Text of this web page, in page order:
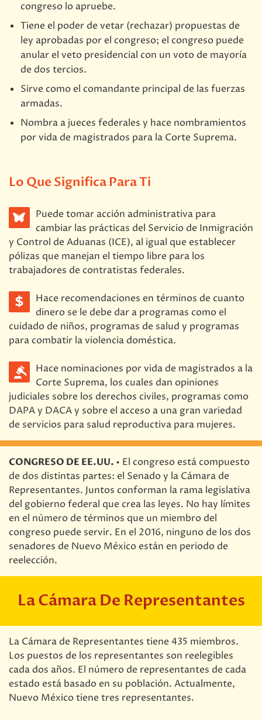
congreso lo apruebe.
Tiene el poder de vetar (rechazar) propuestas de
ley aprobadas por el congreso; el congreso puede
anular el veto presidencial con un voto de mayoría
de dos tercios.
Sirve como el comandante principal de las fuerzas
armadas.
Nombra a jueces federales y hace nombramientos
por vida de magistrados para la Corte Suprema.
Lo Que Significa Para Ti
Puede tomar acción administrativa para
cambiar las prácticas del Servicio de Inmigración
y Control de Aduanas (ICE), al igual que establecer
pólizas que manejan el tiempo libre para los
trabajadores de contratistas federales.
Hace recomendaciones en términos de cuanto
dinero se le debe dar a programas como el
cuidado de niños, programas de salud y programas
para combatir la violencia doméstica.
Hace nominaciones por vida de magistrados a la
Corte Suprema, los cuales dan opiniones
judiciales sobre los derechos civiles, programas como
DAPA y DACA y sobre el acceso a una gran variedad
de servicios para salud reproductiva para mujeres.
CONGRESO DE EE.UU. • El congreso está compuesto
de dos distintas partes: el Senado y la Cámara de
Representantes. Juntos conforman la rama legislativa
del gobierno federal que crea las leyes. No hay límites
en el número de términos que un miembro del
congreso puede servir. En el 2016, ninguno de los dos
senadores de Nuevo México están en periodo de
reelección.
La Cámara De Representantes
La Cámara de Representantes tiene 435 miembros.
Los puestos de los representantes son reelegibles
cada dos años. El número de representantes de cada
estado está basado en su población. Actualmente,
Nuevo México tiene tres representantes.